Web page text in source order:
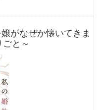
がなぜか懐いてきま
と～